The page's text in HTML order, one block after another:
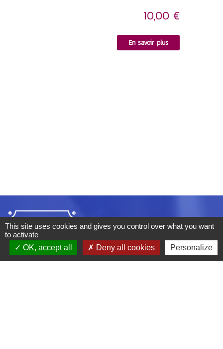
10,00 €
En savoir plus
This site uses cookies and gives you control over what you want
to activate
OK, accept all
Deny all cookies Personalize